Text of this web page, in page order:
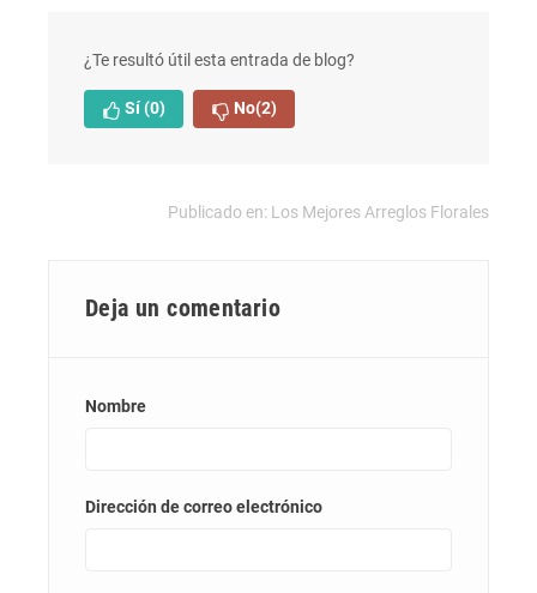
¿Te resultó útil esta entrada de blog?
Sí(0) No(2)
Publicado en: Los Mejores Arreglos Florales
Deja un comentario
Nombre
Dirección de correo electrónico